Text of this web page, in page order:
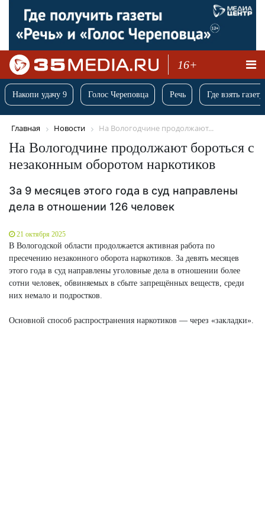
16+
Накопи удачу 9 Голос Череповца Речь Где взять
Главная Новости На Вологодчине продолжают...
На Вологодчине продолжают бороться с
незаконным оборотом наркотиков
За 9 месяцев этого года в суд направлены
дела в отношении 126 человек
21 октября 2025
В Вологодской области продолжается активная работа по
пресечению незаконного оборота наркотиков. За девять месяцев
этого года в суд направлены уголовные дела в отношении более
сотни человек, обвиняемых в сбыте запрещённых веществ, среди
них немало и подростков.
Основной способ распространения наркотиков — через «закладки».